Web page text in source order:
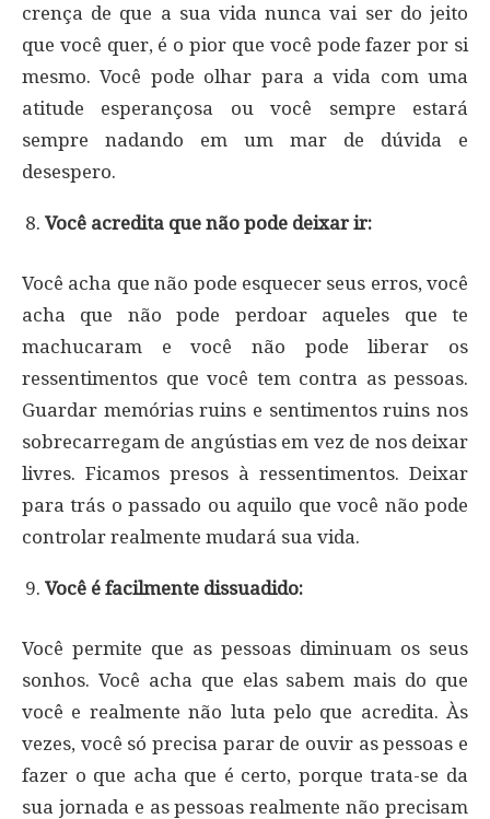
crença de que a sua vida nunca vai ser do jeito
que você quer, é o pior que você pode fazer por si
mesmo. Você pode olhar para a vida com uma
atitude esperançosa ou você sempre estará
sempre nadando em um mar de dúvida e
desespero.
Você acredita que não pode deixar ir:
Você acha que não pode esquecer seus erros, você
acha que não pode perdoar aqueles que te
machucaram e você não pode liberar os
ressentimentos que você tem contra as pessoas.
Guardar memórias ruins e sentimentos ruins nos
sobrecarregam de angústias em vez de nos deixar
livres. Ficamos presos à ressentimentos. Deixar
para trás o passado ou aquilo que você não pode
controlar realmente mudará sua vida.
Você é facilmente dissuadido:
Você permite que as pessoas diminuam os seus
sonhos. Você acha que elas sabem mais do que
você e realmente não luta pelo que acredita. Às
vezes, você só precisa parar de ouvir as pessoas e
fazer o que acha que é certo, porque trata-se da
sua jornada e as pessoas realmente não precisam